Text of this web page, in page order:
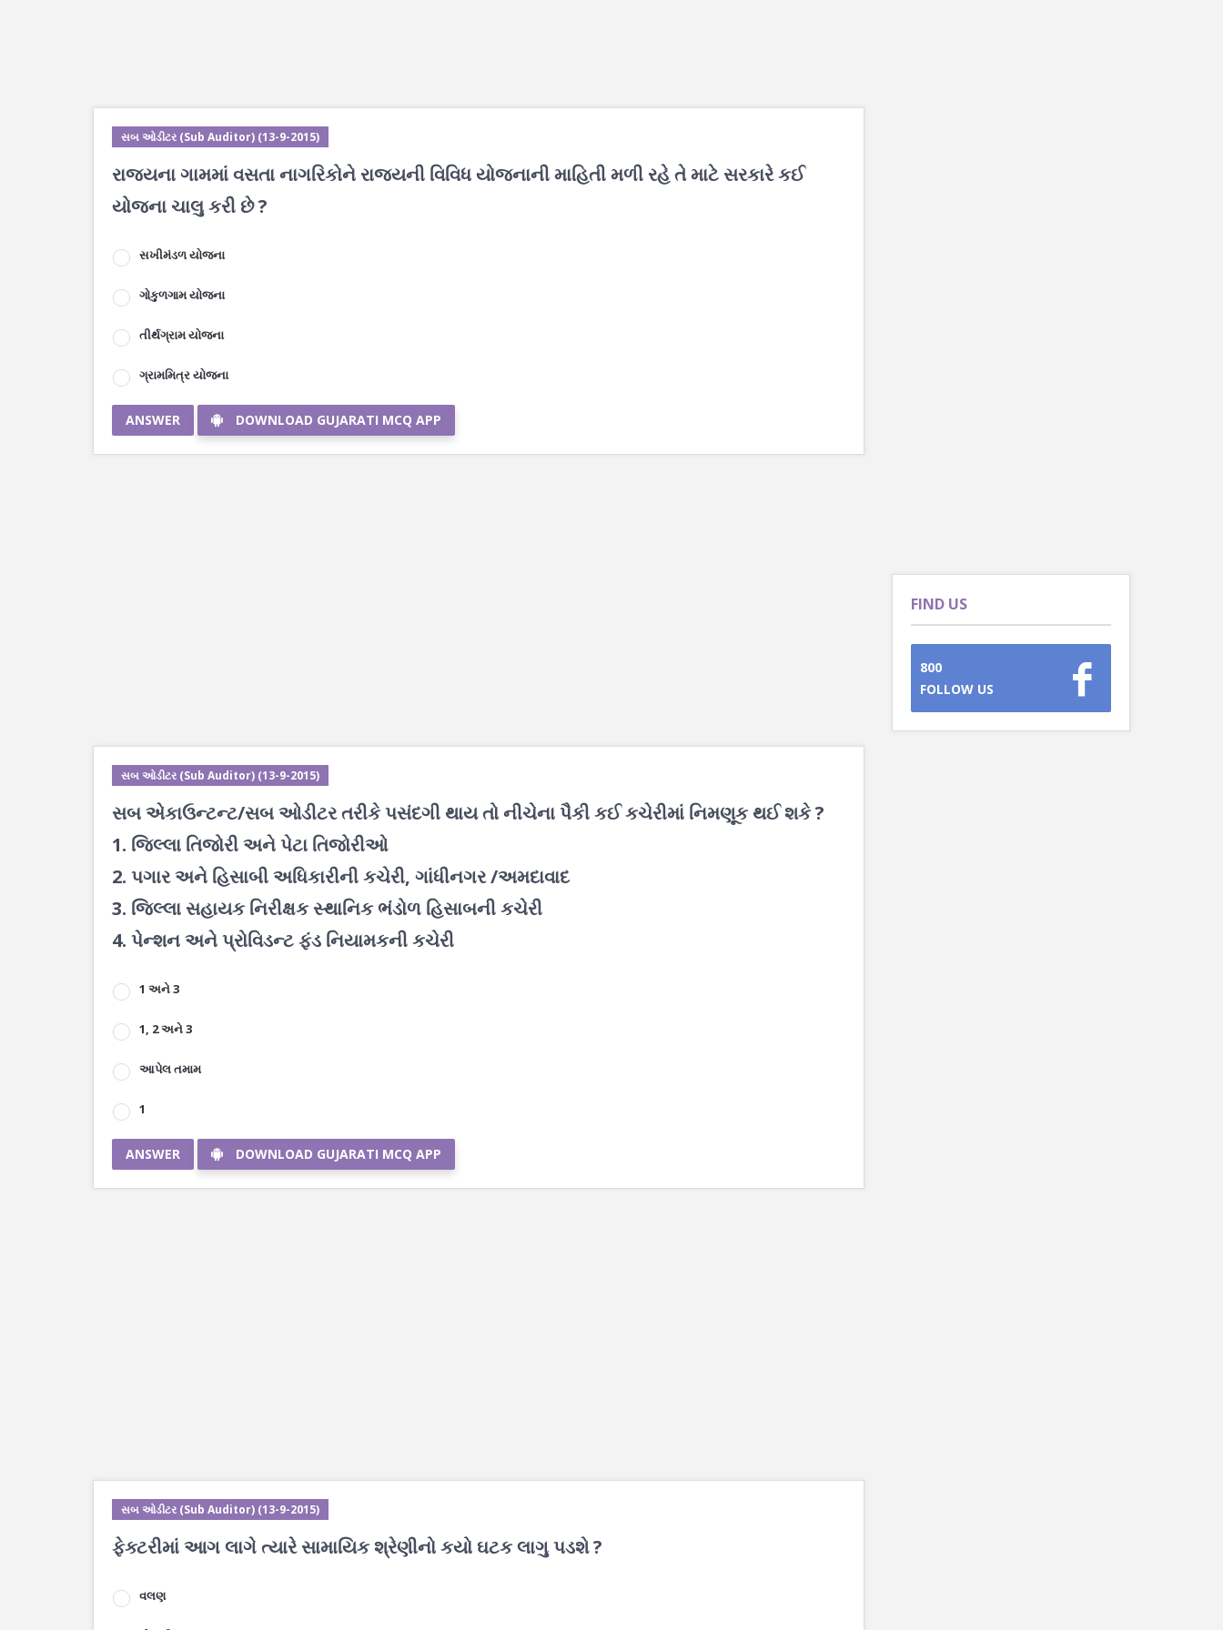
સબ ઓડીટર (Sub Auditor) (13-9-2015)
રાજ્યના ગામમાં વસતા નાગરિકોને રાજ્યની વિવિધ યોજનાની માહિતી મળી રહે તે માટે સરકારે કઈ
યોજના ચાલુ કરી છે ?
સખીમંડળ યોજના
ગોકુળગામ યોજના
તીર્થગ્રામ યોજના
ગ્રામમિત્ર યોજના
ANSWER DOWNLOAD GUJARATI MCQ APP
સબ ઓડીટર (Sub Auditor) (13-9-2015)
સબ એકાઉન્ટન્ટ/સબ ઓડીટર તરીકે પસંદગી થાય તો નીચેના પૈકી કઈ કચેરીમાં નિમણૂક થઈ શકે ?
1. જિલ્લા તિજોરી અને પેટા તિજોરીઓ
2. પગાર અને હિસાબી અધિકારીની કચેરી, ગાંધીનગર /અમદાવાદ
3. જિલ્લા સહાયક નિરીક્ષક સ્થાનિક ભંડોળ હિસાબની કચેરી
4. પેન્શન અને પ્રોવિડન્ટ ફંડ નિયામકની કચેરી
1 અને 3
1, 2 અને 3
આપેલ તમામ
1
ANSWER DOWNLOAD GUJARATI MCQ APP
સબ ઓડીટર (Sub Auditor) (13-9-2015)
ફેક્ટરીમાં આગ લાગે ત્યારે સામાયિક શ્રેણીનો કયો ઘટક લાગુ પડશે ?
વલણ
FIND US
800
FOLLOW US